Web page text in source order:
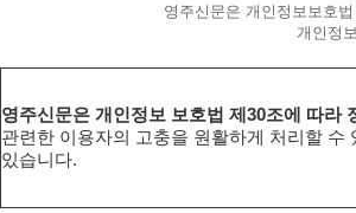
영주신문은 개인정보보호
개인정
영주신문은 개인정보 보호법 제30조에 따라
관련한 이용자의 고충을 원활하게 처리할 수
있습니다.